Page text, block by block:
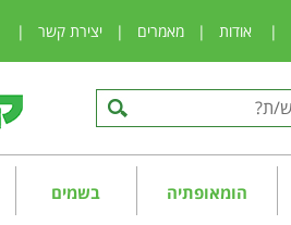
| אודות | מאמרים | יצירת קשר |
הומאופתיה בשמים